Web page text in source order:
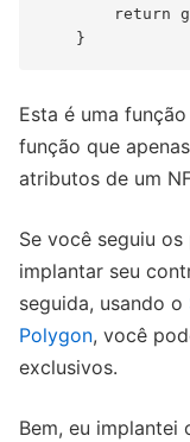
return
Esta é uma
função que
atributos de um
Se você seguiu
implantar seu
seguida, usando o
Polygon, você
exclusivos.
Bem, eu implantei